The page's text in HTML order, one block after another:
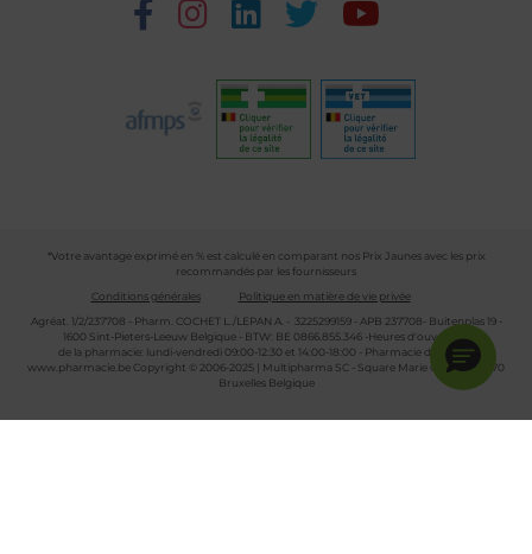
*Votre avantage exprimé en % est calculé en comparant nos Prix Jaunes avec les prix
recommandés par les fournisseurs
Conditions générales
Politique en matière de vie privée
Agréat. 1/2/237708 - Pharm. COCHET L./LEPAN A. - 3225299159 - APB 237708- Buitenplas 19 -
1600 Sint-Pieters-Leeuw Belgique - BTW: BE 0866.855.346 -Heures d'ouverture
de la pharmacie: lundi-vendredi 09:00-12:30 et 14:00-18:00 - Pharmacie de garde :
www.pharmacie.beCopyright © 2006-2025 | Multipharma SC - Square Marie Curie 30 - 1070
Bruxelles Belgique